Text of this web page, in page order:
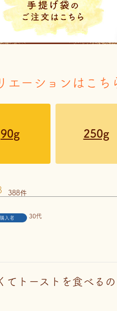
エーションはこち
90g 250g
388
購入者 30代
てトーストを食べる